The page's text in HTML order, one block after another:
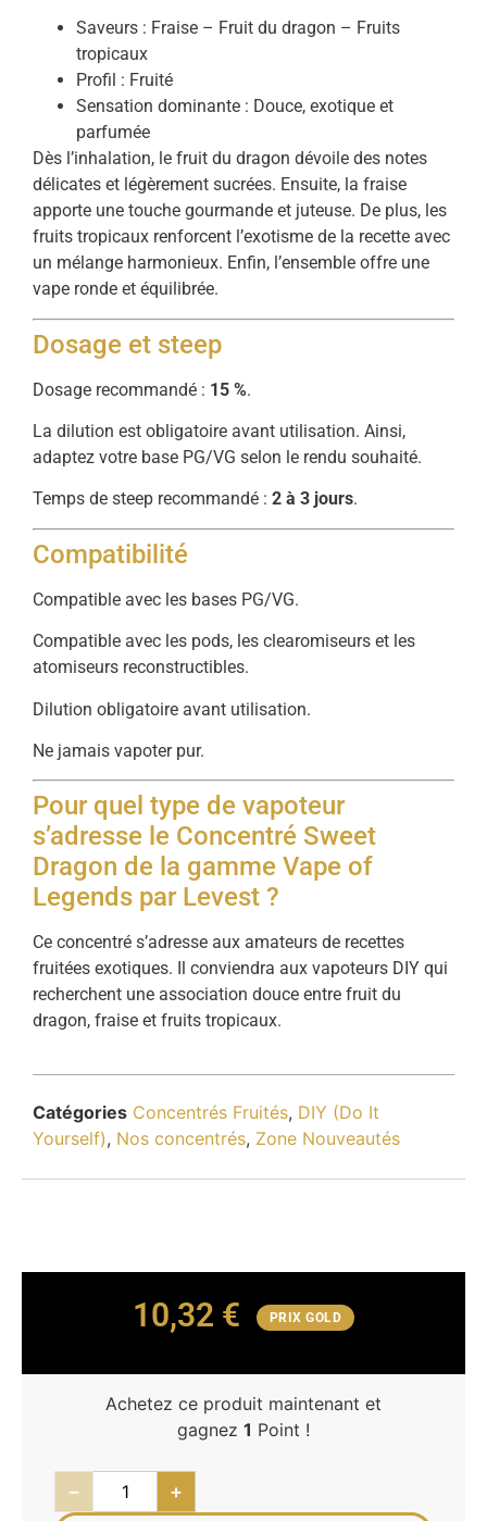
Saveurs : Fraise – Fruit du dragon – Fruits
tropicaux
Profil : Fruité
Sensation dominante : Douce, exotique et
parfumée
Dès l’inhalation, le fruit du dragon dévoile des notes
délicates et légèrement sucrées. Ensuite, la fraise
apporte une touche gourmande et juteuse. De plus, les
fruits tropicaux renforcent l’exotisme de la recette avec
un mélange harmonieux. Enfin, l’ensemble offre une
vape ronde et équilibrée.
Dosage et steep
Dosage recommandé : 15 %.
La dilution est obligatoire avant utilisation. Ainsi,
adaptez votre base PG/VG selon le rendu souhaité.
Temps de steep recommandé : 2 à 3 jours.
Compatibilité
Compatible avec les bases PG/VG.
Compatible avec les pods, les clearomiseurs et les
atomiseurs reconstructibles.
Dilution obligatoire avant utilisation.
Ne jamais vapoter pur.
Pour quel type de vapoteur
s’adresse le Concentré Sweet
Dragon de la gamme Vape of
Legends par Levest ?
Ce concentré s’adresse aux amateurs de recettes
fruitées exotiques. Il conviendra aux vapoteurs DIY qui
recherchent une association douce entre fruit du
dragon, fraise et fruits tropicaux.
Catégories Concentrés Fruités, DIY (Do It
Yourself), Nos concentrés, Zone Nouveautés
10,32 € PRIX GOLD
Achetez ce produit maintenant et
gagnez 1 Point !
− +